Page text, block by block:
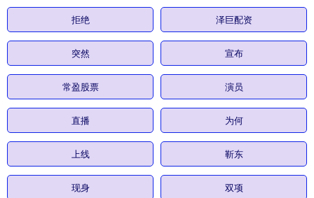
拒绝 泽巨配资
突然 宣布
常盈股票 演员
直播 为何
上线 靳东
现身 双项